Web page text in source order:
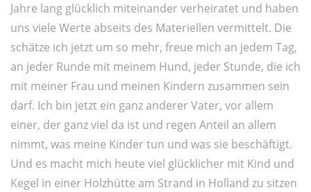
Jahre lang glücklich miteinander verheiratet und haben
uns viele Werte abseits des Materiellen vermittelt. Die
schätze ich jetzt um so mehr, freue mich an jedem Tag,
an jeder Runde mit meinem Hund, jeder Stunde, die ich
mit meiner Frau und meinen Kindern zusammen sein
darf. Ich bin jetzt ein ganz anderer Vater, vor allem
einer, der ganz viel da ist und regen Anteil an allem
nimmt, was meine Kinder tun und was sie beschäftigt.
Und es macht mich heute viel glücklicher mit Kind und
Kegel in einer Holzhütte am Strand in Holland zu sitzen